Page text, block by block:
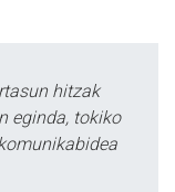
hitzak
eginda, tokiko